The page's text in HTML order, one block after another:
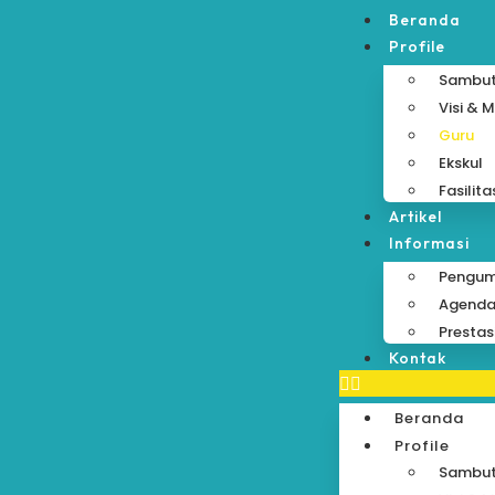
Beranda
Profile
Visi &
Guru
Ekskul
Artikel
Informasi
Agenda
Kontak
Beranda
Profile